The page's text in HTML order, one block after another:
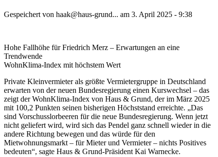
Gespeichert von haak@haus-grund... am 3. April 2025 - 9:38
Hohe Fallhöhe für Friedrich Merz – Erwartungen an eine
Trendwende
WohnKlima-Index mit höchstem Wert
Private Kleinvermieter als größte Vermietergruppe in Deutschland
erwarten von der neuen Bundesregierung einen Kurswechsel – das
zeigt der WohnKlima-Index von Haus & Grund, der im März 2025
mit 100,2 Punkten seinen bisherigen Höchststand erreichte. „Das
sind Vorschusslorbeeren für die neue Bundesregierung. Wenn jetzt
nicht geliefert wird, wird sich das Pendel ganz schnell wieder in die
andere Richtung bewegen und das würde für den
Mietwohnungsmarkt – für Mieter und Vermieter – nichts Positives
bedeuten“, sagte Haus & Grund-Präsident Kai Warnecke.